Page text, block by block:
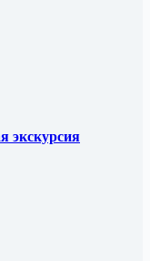
экскурсия